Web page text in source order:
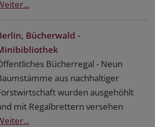
Bücherwald -
Bücherregal - Neun
aus nachhaltiger
wurden ausgehöhlt
mit Regalbrettern versehen